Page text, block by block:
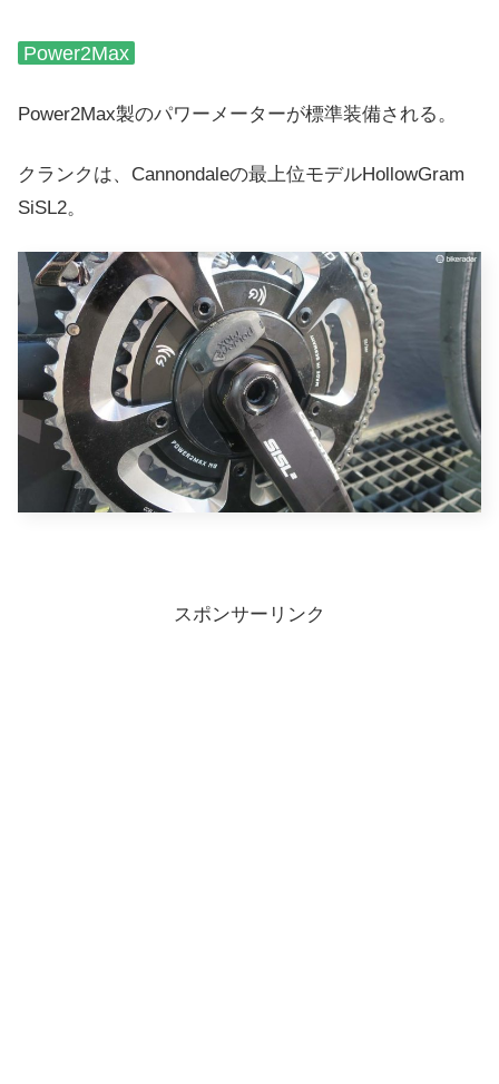
Power2Max
Power2Max製のパワーメーターが標準装備される。
クランクは、 Cannondaleの最上位モデルHollowGram
SiSL2。
スポンサーリンク